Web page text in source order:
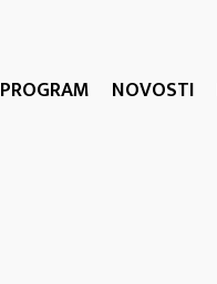
PROGRAM NOVOSTI